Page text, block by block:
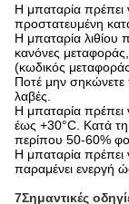
Η μπαταρία πρέπει
προστατευμένη
Η μπαταρία λιθίου
κανόνες
(κωδικός
Ποτέ μην σηκώνετε
λαβές.
Η μπαταρία πρέπει
έως +30°C. Κατά τη
περίπου 50-60%
Η μπαταρία πρέπει
παραμένει ενεργή
7Σημαντικές